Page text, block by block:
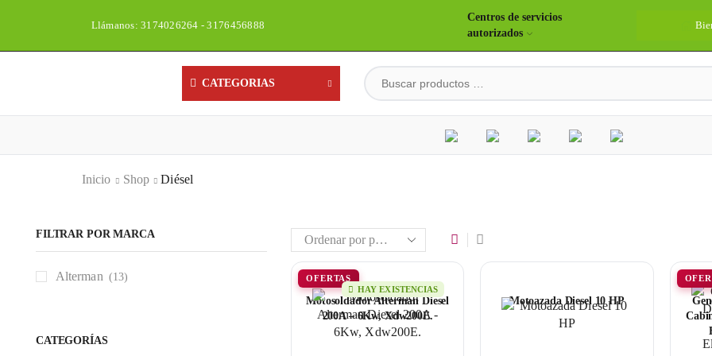
Llámanos: 3174026264 - 3176456888
Centros de servicios
autorizados
CATEGORIAS
Inicio Shop Diésel
OFERTAS
HAY EXISTENCIAS
Motosoldador Alterman Diesel
200A – 6Kw, Xdw200E.
Motoazada Diesel 10 HP
FILTRAR POR MARCA
Alterman (13)
CATEGORÍAS